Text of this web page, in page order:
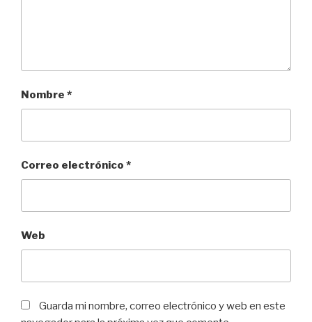
Nombre *
Correo electrónico *
Web
Guarda mi nombre, correo electrónico y web en este